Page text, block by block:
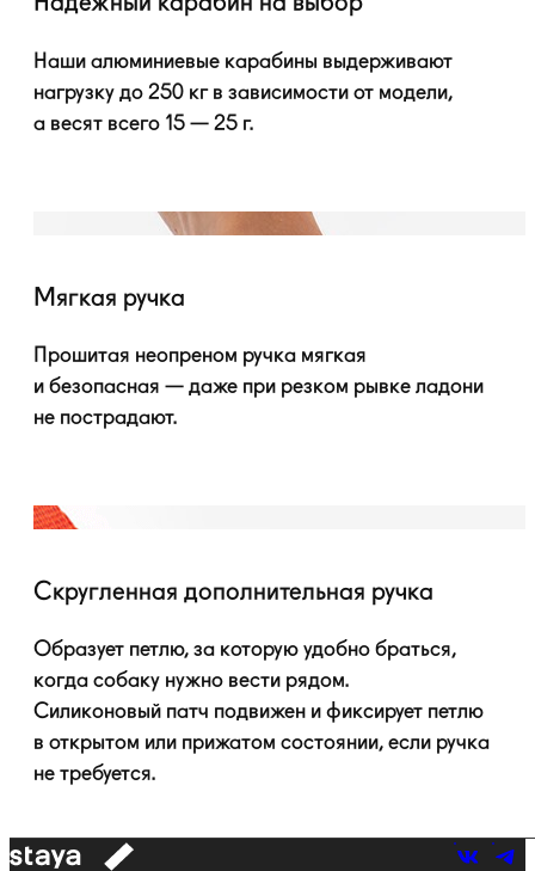
Наши алюминиевые карабины выдерживают
нагрузку до 250 кг в зависимости от модели,
а весят всего 15 — 25 г.
Мягкая ручка
Прошитая неопреном ручка мягкая
и безопасная — даже при резком рывке ладони
не пострадают.
Скругленная дополнительная ручка
Образует петлю, за которую удобно браться,
когда собаку нужно вести рядом.
Силиконовый патч подвижен и фиксирует петлю
в открытом или прижатом состоянии, если ручка
не требуется.
к